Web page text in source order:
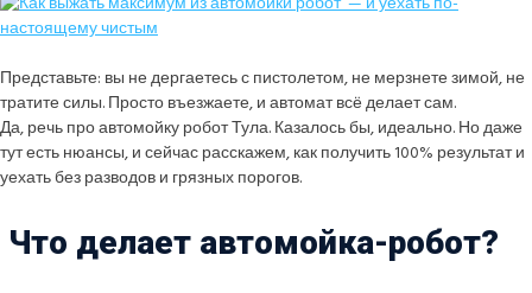
Представьте: вы не дергаетесь с пистолетом, не мерзнете зимой, не
тратите силы. Просто въезжаете, и автомат всё делает сам.
Да, речь про автомойку робот Тула. Казалось бы, идеально. Но даже
тут есть нюансы, и сейчас расскажем, как получить 100% результат и
уехать без разводов и грязных порогов.
Что делает автомойка-робот?